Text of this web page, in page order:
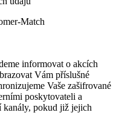
Match
informovat o akcích
Vám příslušné
Vaše zašifrované
poskytovateli a
pokud již jejich